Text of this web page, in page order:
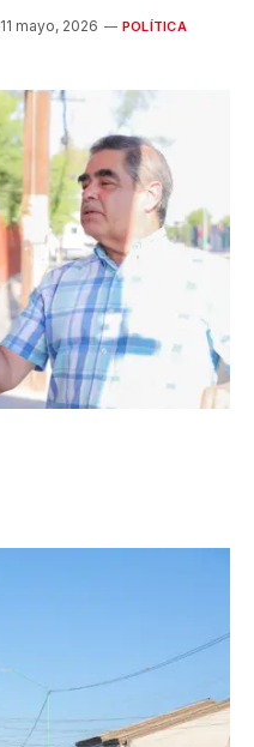
11 mayo, 2026 POLÍTICA